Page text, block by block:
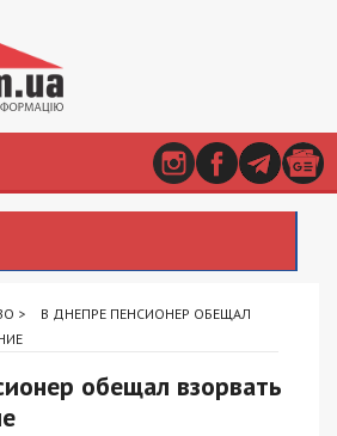
>
В ДНЕПРЕ ПЕНСИОНЕР ОБЕЩАЛ
обещал взорвать